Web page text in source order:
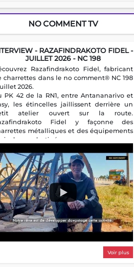
NO COMMENT TV
- RAZAFINDRAKOTO FIDEL -
JUILLET 2026 - NC 198
Razafindrakoto Fidel, fabricant
charrettes dans le no comment® NC 198
2026.
PK 42 de la RN1, entre Antananarivo et
les étincelles jaillissent derrière un
atelier ouvert sur la route.
Fidel y façonne des
métalliques et des équipements
destinés aux campagnes
il perpétue un métier discret mais
Voir plus